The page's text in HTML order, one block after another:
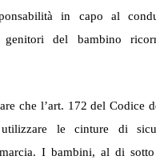
in capo al
del bambino
che l’art. 172 del Codice
le cinture di
I bambini, al di